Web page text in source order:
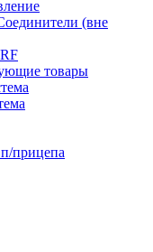
(вне
товары
прицепа